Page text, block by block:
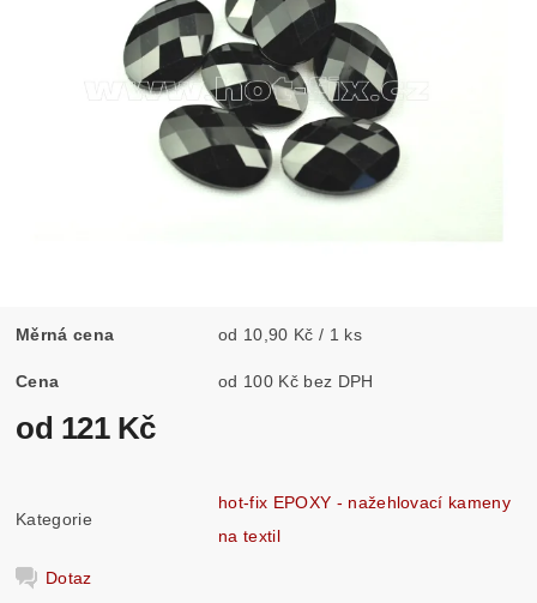
Měrná cena od 10,90 Kč / 1 ks
Cena od 100 Kč bez DPH
od 121 Kč
Kategorie
hot-fix EPOXY - nažehlovací kameny
na textil
Dotaz